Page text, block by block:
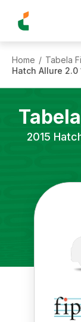
Home / Tabela
Hatch Allure 2.0
2015